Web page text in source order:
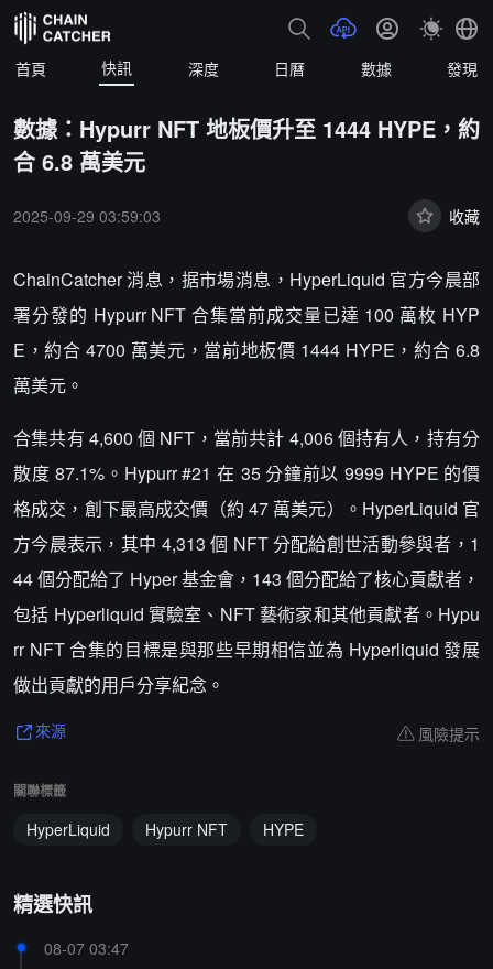
首頁 快訊 深度 日曆 數據 發現
數據：Hypurr NFT 地板價升至 1444 HYPE，約
合 6.8 萬美元
2025-09-29 03:59:03 收藏
ChainCatcher 消息，据市場消息，HyperLiquid 官方今晨部
署分發的 Hypurr NFT 合集當前成交量已達 100 萬枚 HYP
E，約合 4700 萬美元，當前地板價 1444 HYPE，約合 6.8
萬美元。
合集共有 4,600 個 NFT，當前共計 4,006 個持有人，持有分
散度 87.1%。Hypurr #21 在 35 分鐘前以 9999 HYPE 的價
格成交，創下最高成交價（約 47 萬美元）。HyperLiquid 官
方今晨表示，其中 4,313 個 NFT 分配給創世活動參與者，1
44 個分配給了 Hyper 基金會，143 個分配給了核心貢獻者，
包括 Hyperliquid 實驗室、NFT 藝術家和其他貢獻者。Hypu
rr NFT 合集的目標是與那些早期相信並為 Hyperliquid 發展
做出貢獻的用戶分享紀念。
來源 風險提示
關聯標籤
HyperLiquid Hypurr NFT HYPE
精選快訊
08-07 03:47